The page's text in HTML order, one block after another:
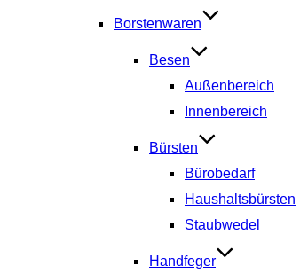
Borstenwaren
Besen
Außenbereich
Innenbereich
Bürsten
Bürobedarf
Haushaltsbürsten
Staubwedel
Handfeger